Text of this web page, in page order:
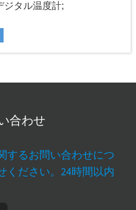
ジタル温度計;
合わせ
するお問い合わせにつ
ください。24時間以内